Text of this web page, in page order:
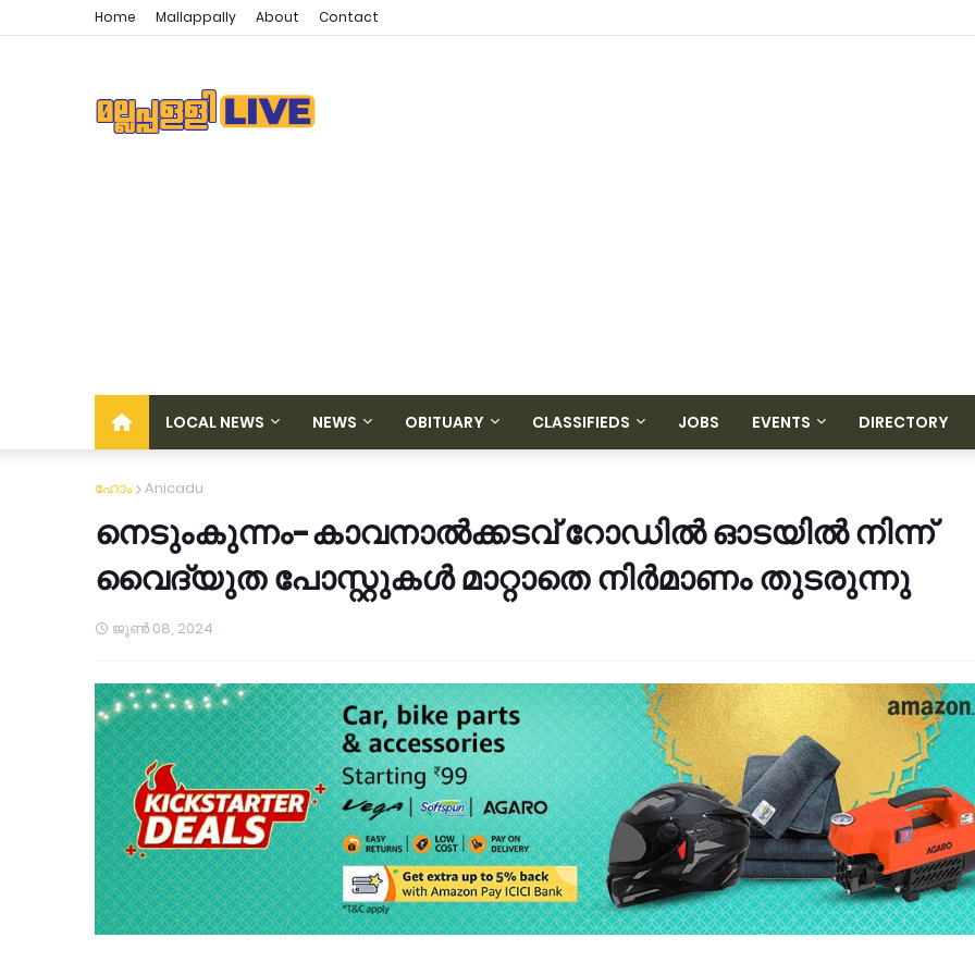
Home Mallappally About Contact
LOCAL NEWS NEWS OBITUARY CLASSIFIEDS JOBS EVENTS DIRECTORY
ഹോം Anicadu
നെടുംകുന്നം-കാവനാൽക്കടവ് റോഡിൽ ഓടയിൽ നിന്ന്
വൈദ്യുത പോസ്റ്റുകൾ മാറ്റാതെ നിർമാണം തുടരുന്നു
ജൂൺ 08, 2024